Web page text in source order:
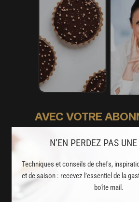
N’EN PERDEZ PAS
Techniques et conseils de chefs,
et de saison : recevez l’essentiel de la
boîte mail.
AVEC VOTRE
LA CUISINE DES CHEFS, ENFIN
8000recettes exclusives
partagées par vos chefs